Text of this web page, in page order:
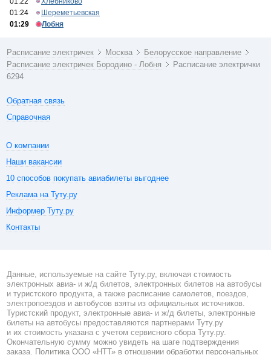
01:24
Шереметьевская
01:29
Лобня
Расписание электричек Москва
Белорусское направление
Расписание электричек Бородино - Лобня
Расписание электрички
6294
Обратная связь
Справочная
О компании
Наши вакансии
10 способов покупать авиабилеты выгоднее
Реклама на Туту.ру
Информер Туту.ру
Контакты
Данные, используемые на сайте Туту.ру, включая стоимость
электронных авиа- и ж/д билетов, электронных билетов на автобусы
и туристского продукта, а также расписание самолетов, поездов,
электропоездов и автобусов взяты из официальных источников.
Туристский продукт, электронные авиа- и ж/д билеты, электронные
билеты на автобусы предоставляются партнерами Туту.ру
и их стоимость указана с учетом сервисного сбора Туту.ру.
Окончательную сумму можно увидеть на шаге подтверждения
заказа. Политика ООО «НТТ» в отношении обработки персональных